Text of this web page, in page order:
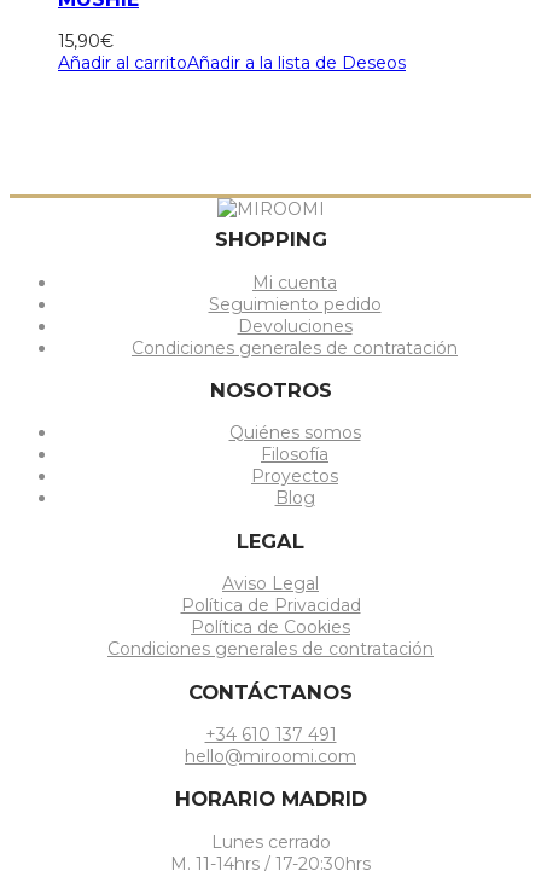
15,90€
Añadir al carritoAñadir a la lista de Deseos
SHOPPING
Mi cuenta
Seguimiento pedido
Devoluciones
Condiciones generales de contratación
NOSOTROS
Quiénes somos
Filosofía
Proyectos
Blog
LEGAL
Aviso Legal
Política de Privacidad
Política de Cookies
Condiciones generales de contratación
CONTÁCTANOS
+34 610 137 491
hello@miroomi.com
HORARIO MADRID
Lunes cerrado
M. 11-14hrs / 17-20:30hrs